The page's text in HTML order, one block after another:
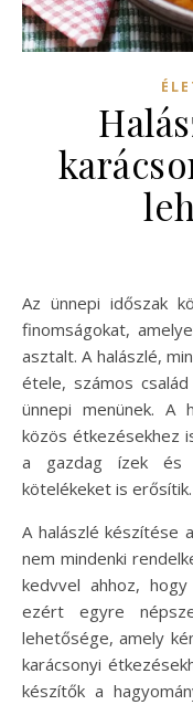
Az ünnepi időszak közeledtével sokan keresik azokat a
finomságokat,
asztalt. A halászlé,
étele, számos
ünnepi menünek. A
közös étkezésekhez
a gazdag ízek és
kötelékeket is erősítik.
A halászlé készítése
nem mindenki
kedvvel ahhoz,
ezért egyre
lehetősége, amely
karácsonyi
készítők a